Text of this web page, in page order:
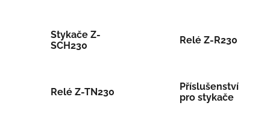
Stykače Z-
SCH230
Relé Z-R230
Relé Z-TN230
Příslušenství
pro stykače